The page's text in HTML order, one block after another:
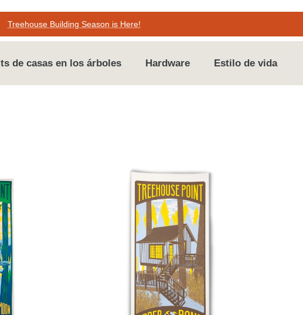
Treehouse Building Season is Here!
de casas en los árboles Hardware Estilo de vida